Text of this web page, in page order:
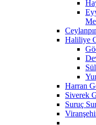
Haliliye
Harran
Siverek
Suruç